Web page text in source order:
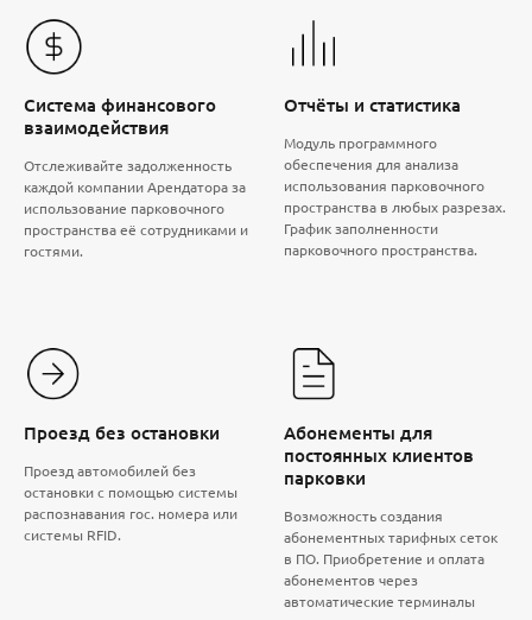
Система финансового
взаимодействия
Отслеживайте задолженность
каждой компании Арендатора за
использование парковочного
пространства её сотрудниками и
гостями.
Отчёты и статистика
Модуль программного
обеспечения для анализа
использования парковочного
пространства в любых разрезах.
График заполненности
парковочного пространства.
Проезд без остановки
Проезд автомобилей без
остановки с помощью системы
распознавания гос. номера или
системы RFID.
Абонементы для
постоянных клиентов
парковки
Возможность создания
абонементных тарифных сеток
в ПО. Приобретение и оплата
абонементов через
автоматические терминалы